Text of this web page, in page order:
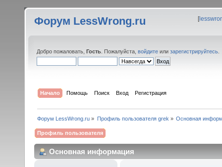
Форум LessWrong.ru [
Добро пожаловать, Гость . Пожалуйста, войдите или зарегистрируйтесь
Начало Помощь Поиск Вход Регистрация
Форум LessWrong.ru » Профиль пользователя grek » Основная
Профиль пользователя
Основная информация